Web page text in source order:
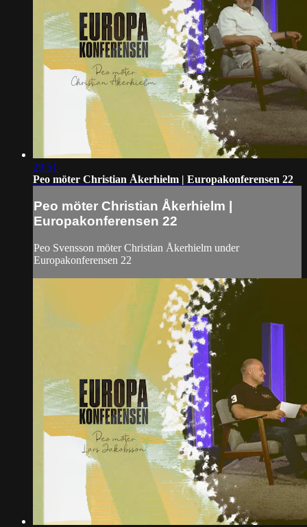
29:51
Peo möter Christian Åkerhielm | Europakonferensen 22
Peo möter Christian Åkerhielm |
Europakonferensen 22
Peo Svensson möter Christian Åkerhielm under
Europakonferensen 22